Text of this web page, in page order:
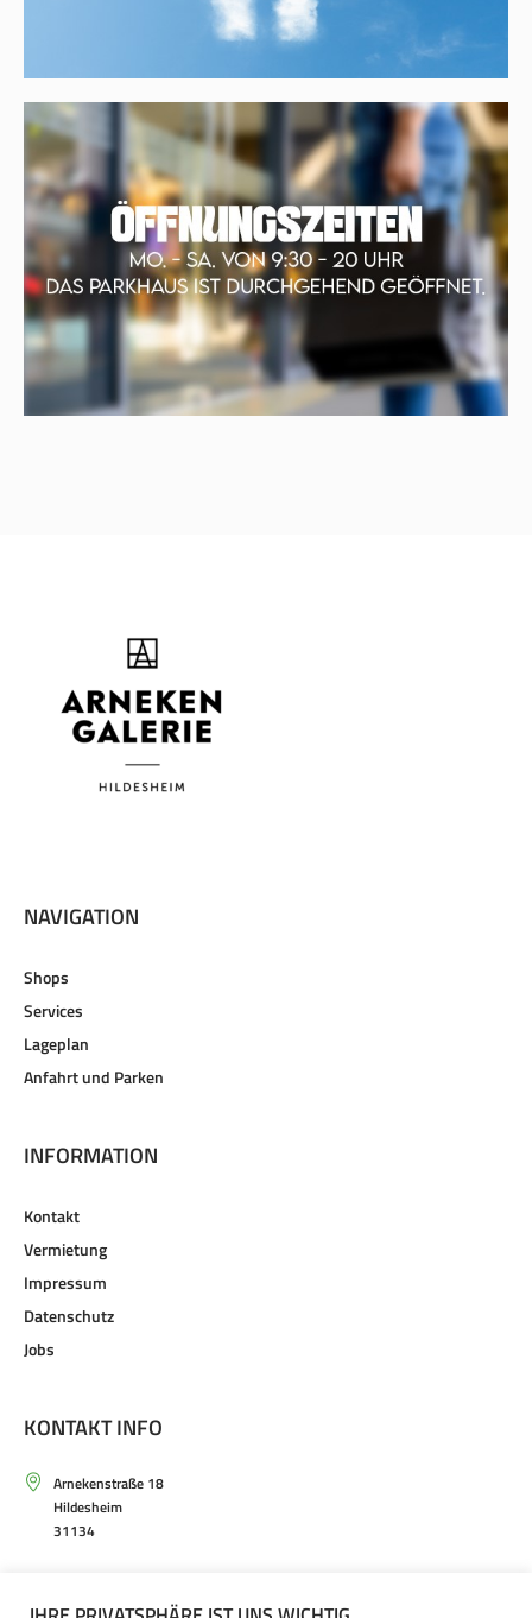
NAVIGATION
Shops
Services
Lageplan
Anfahrt und Parken
INFORMATION
Kontakt
Vermietung
Impressum
Datenschutz
Jobs
KONTAKT INFO
Arnekenstraße 18
Hildesheim
31134